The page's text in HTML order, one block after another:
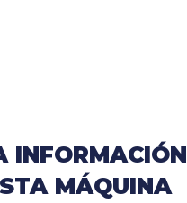
INFORMACIÓN
MÁQUINA